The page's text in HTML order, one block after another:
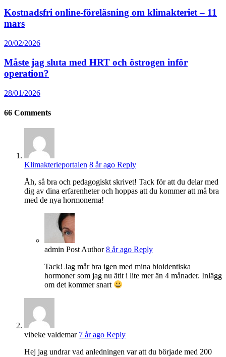
Kostnadsfri online-föreläsning om klimakteriet – 11
mars
20/02/2026
Måste jag sluta med HRT och östrogen inför
operation?
28/01/2026
66 Comments
Klimakterieportalen 8 år ago Reply
Åh, så bra och pedagogiskt skrivet! Tack för att du delar med
dig av dina erfarenheter och hoppas att du kommer att må bra
med de nya hormonerna!
admin Post Author 8 år ago Reply
Tack! Jag mår bra igen med mina bioidentiska
hormoner som jag nu ätit i lite mer än 4 månader. Inlägg
om det kommer snart
vibeke valdemar 7 år ago Reply
Hej jag undrar vad anledningen var att du började med 200